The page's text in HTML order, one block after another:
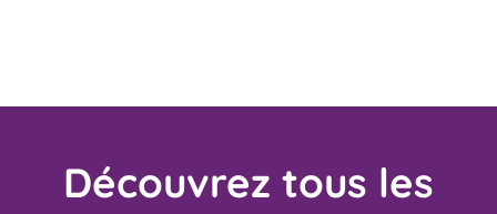
Découvrez tous les